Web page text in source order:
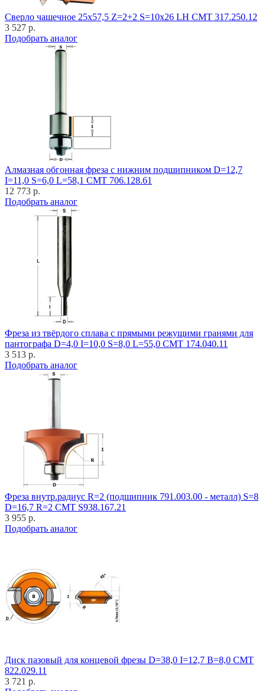
Cверло чашечное 25x57,5 Z=2+2 S=10x26 LH CMT 317.250.12
3 527 р.
Подобрать аналог
Алмазная обгонная фреза с нижним подшипником D=12,7
I=11,0 S=6,0 L=58,1 CMT 706.128.61
12 773 р.
Подобрать аналог
Фреза из твёрдого сплава с прямыми режущими гранями для
пантографа D=4,0 I=10,0 S=8,0 L=55,0 CMT 174.040.11
3 513 р.
Подобрать аналог
Фреза внутр.радиус R=2 (подшипник 791.003.00 - металл) S=8
D=16,7 R=2 CMT S938.167.21
3 955 р.
Подобрать аналог
Диск пазовый для концевой фрезы D=38,0 I=12,7 B=8,0 CMT
822.029.11
3 721 р.